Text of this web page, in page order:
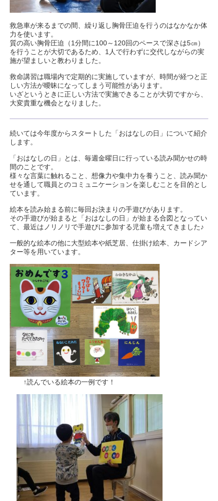
救急車が来るまでの間、繰り返し胸骨圧迫を行うのはなかなか体
力を使います。
質の高い胸骨圧迫（1分間に100～120回のペースで深さは5㎝）
を行うことが大切であるため、1人で行わずに交代しながらの実
施が望ましいと教わりました。
救命講習は職場内で定期的に実施していますが、時間が経つと正
しい方法が曖昧になってしまう可能性があります。
いざというときに正しい方法で実施できることが大切ですから、
大変貴重な機会となりました。
続いては今年度からスタートした「おはなしの日」について紹介
します。
「おはなしの日」とは、毎週金曜日に行っている読み聞かせの時
間のことです。
様々な言葉に触れること、想像力や集中力を養うこと、読み聞か
せを通して職員とのコミュニケーションを楽しむことを目的とし
ています。
絵本を読み始まる前に毎回お決まりの手遊びがあります。
その手遊びが始まると「おはなしの日」が始まる合図となってい
て、最近はノリノリで手遊びに参加する児童も増えてきました♪
一般的な絵本の他に大型絵本や紙芝居、仕掛け絵本、カードシア
ター等を用いています。
↑読んでいる絵本の一例です！